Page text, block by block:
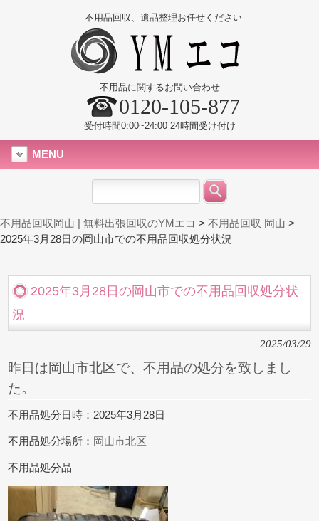
不用品回収、遺品整理お任せください
不用品に関するお問い合わせ
0120-105-877
受付時間0:00~24:00 24時間受け付け
MENU
不用品回収岡山 | 無料出張回収のYMエコ > 不用品回収 岡山 >
2025年3月28日の岡山市での不用品回収処分状況
2025年3月28日の岡山市での不用品回収処分状
況
2025/03/29
昨日は岡山市北区で、不用品の処分を致しまし
た。
不用品処分日時：2025年3月28日
不用品処分場所： 岡山市北区
不用品処分品